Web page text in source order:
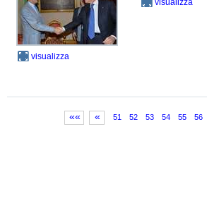
visualizza
visualizza
«« « 51 52 53 54 55 56